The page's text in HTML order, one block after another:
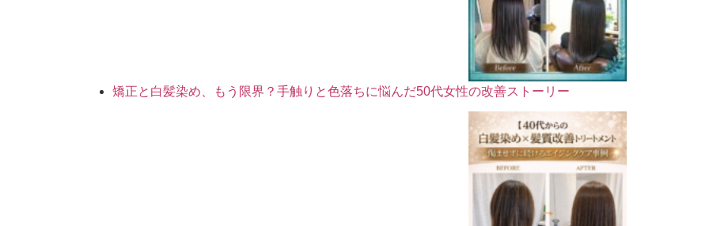
矯正と白髪染め、もう限界？手触りと色落ちに悩んだ50代女性の改善ストーリー